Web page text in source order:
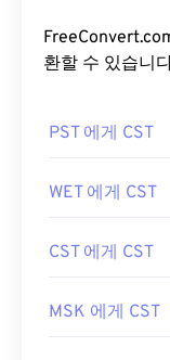
환할 수 있습니
PST 에게 CST
WET 에게 CST
CST 에게 CST
MSK 에게 CST